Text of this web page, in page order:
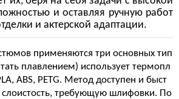
и оставляя ручную работ
и актерской адаптации.
применяются три основных тип
плавлением) использует термопл
ABS, PETG. Метод доступен и быст
требующую шлифовки. По